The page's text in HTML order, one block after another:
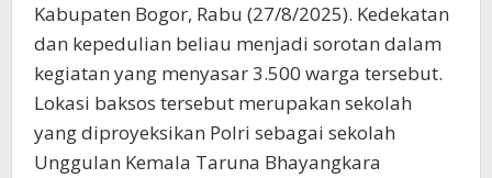
Kabupaten Bogor, Rabu (27/8/2025). Kedekatan
dan kepedulian beliau menjadi sorotan dalam
kegiatan yang menyasar 3.500 warga tersebut.
Lokasi baksos tersebut merupakan sekolah
yang diproyeksikan Polri sebagai sekolah
Unggulan Kemala Taruna Bhayangkara